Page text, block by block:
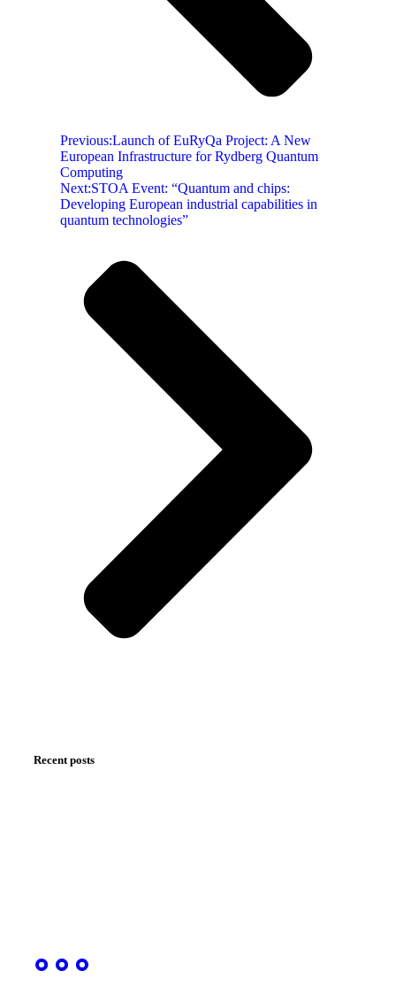
Previous:Launch of EuRyQa Project: A New
European Infrastructure for Rydberg Quantum
Computing
Next:STOA Event: “Quantum and chips:
Developing European industrial capabilities in
quantum technologies”
Recent posts